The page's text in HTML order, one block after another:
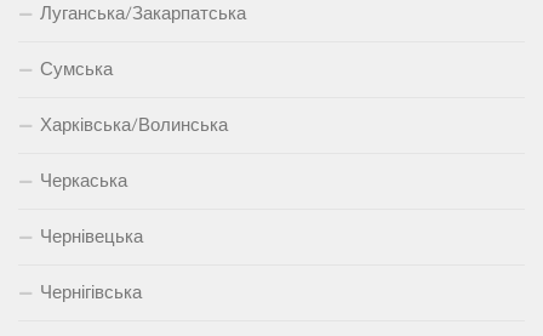
Луганська/Закарпатська
Сумська
Харківська/Волинська
Черкаська
Чернівецька
Чернігівська